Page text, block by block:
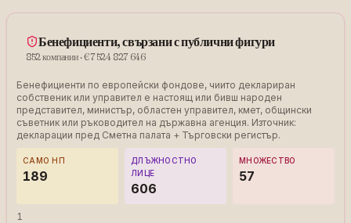
Бенефициенти, свързани с публични фигури
852компании·€7 524 827 646
Бенефициенти по европейски фондове, чиито деклариран
собственик или управител е настоящ или бивш народен
представител, министър, областен управител, кмет, общински
съветник или ръководител на държавна агенция. Източник:
декларации пред Сметна палата + Търговски регистър.
САМО НП
189
ДЛЪЖНОСТНО
ЛИЦЕ
606
МНОЖЕСТВО
57
1